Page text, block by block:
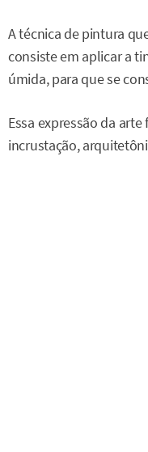
A técnica de pintura
consiste em aplicar a
úmida, para que se
Essa expressão da
incrustação,